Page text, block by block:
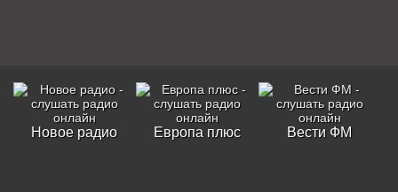
Новое радио Европа плюс Вести ФМ